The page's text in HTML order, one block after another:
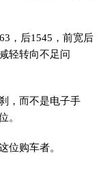
，后1545，前宽后
轻转向不足问
，而不是电子手
。
位购车者。